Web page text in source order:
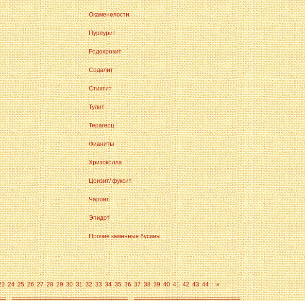
Окаменелости
Пурпурит
Родохрозит
Содалит
Стихтит
Тулит
Терагерц
Фианиты
Хризоколла
Цоизит/ фуксит
Чароит
Эпидот
Прочие каменные бусины
24 25 26 27 28 29 30 31 32 33 34 35 36 37 38 39 40 41 42 43 44 »